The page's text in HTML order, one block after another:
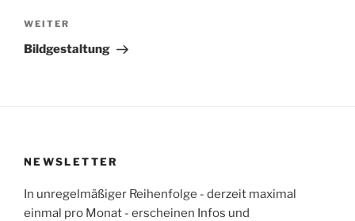
Nächster
Beitrag
WEITER
Bildgestaltung
NEWSLETTER
In unregelmäßiger Reihenfolge - derzeit maximal
einmal pro Monat - erscheinen Infos und